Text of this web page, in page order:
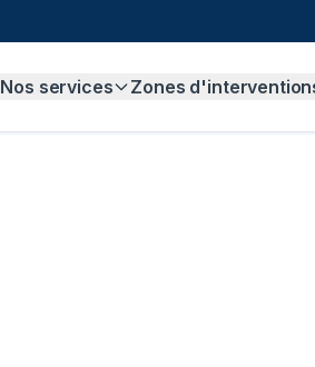
Nos services Zones